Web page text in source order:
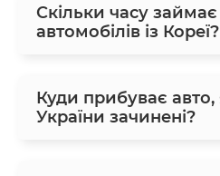
Скільки часу
автомобілів із Кореї?
Куди прибуває
України зачинені?